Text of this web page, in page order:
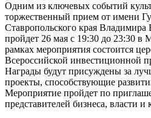
Одним из ключевых событий
торжественный прием от имени
Ставропольского края
пройдет 26 мая с 19:30 до 23:30
рамках мероприятия состоится
Всероссийской
Награды будут присуждены за
проекты, способствующие
Мероприятие пройдет по
представителей бизнеса, власти и